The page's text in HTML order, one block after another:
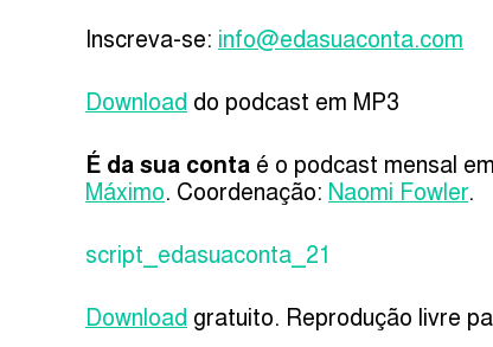
Inscreva-se: info@edasuaconta.com
Download do podcast em MP3
É da sua conta é o podcast mensal
Máximo. Coordenação: Naomi Fowler.
script_edasuaconta_21
Download gratuito. Reprodução livre